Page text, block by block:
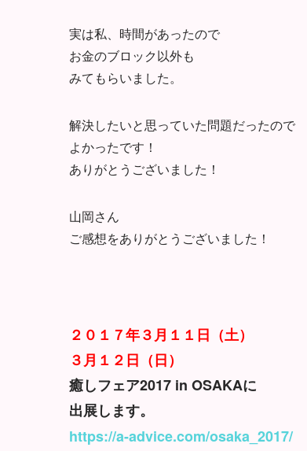
実は私、時間があったので
お金のブロック以外も
みてもらいました。
解決したいと思っていた問題だったので
よかったです！
ありがとうございました！
山岡さん
ご感想をありがとうございました！
２０１７年３月１１日（土）
３月１２日（日）
癒しフェア2017 in OSAKAに
出展します。
https://a-advice.com/osaka_2017/